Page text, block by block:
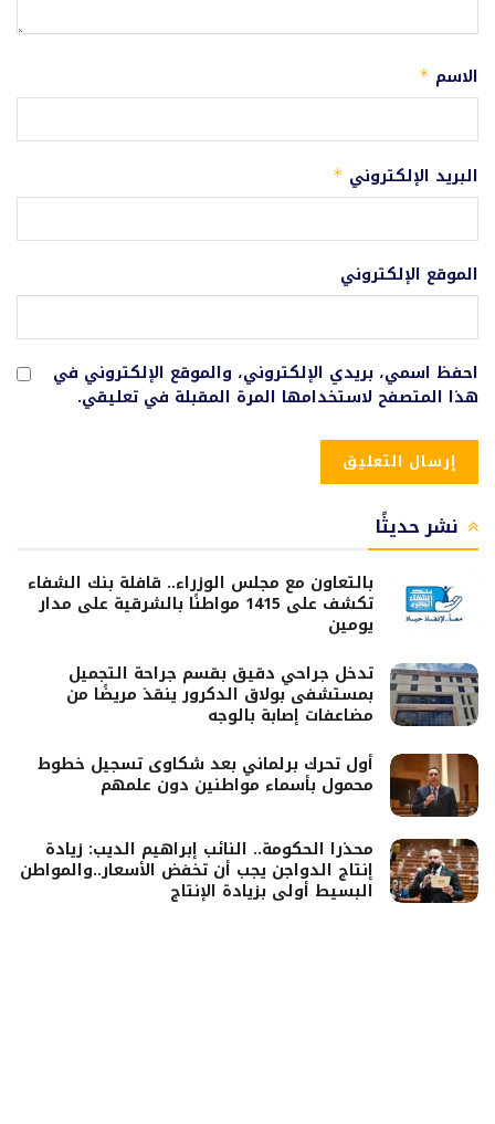
الاسم *
البريد الإلكتروني *
الموقع الإلكتروني
احفظ اسمي، بريدي الإلكتروني، والموقع الإلكتروني في
هذا المتصفح لاستخدامها المرة المقبلة في تعليقي.
نشر حديثًا
بالتعاون مع مجلس الوزراء.. قافلة بنك الشفاء
تكشف على 1415 مواطنًا بالشرقية على مدار
يومين
تدخل جراحي دقيق بقسم جراحة التجميل
بمستشفى بولاق الدكرور ينقذ مريضًا من
مضاعفات إصابة بالوجه
أول تحرك برلماني بعد شكاوى تسجيل خطوط
محمول بأسماء مواطنين دون علمهم
محذرا الحكومة.. النائب إبراهيم الديب: زيادة
إنتاج الدواجن يجب أن تخفض الأسعار..والمواطن
البسيط أولى بزيادة الإنتاج